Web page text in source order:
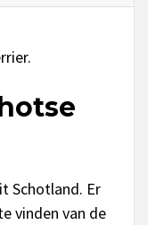
Schotland. Er
vinden van de